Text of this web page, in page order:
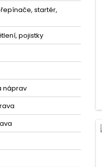
startér,
pojistky
náprav